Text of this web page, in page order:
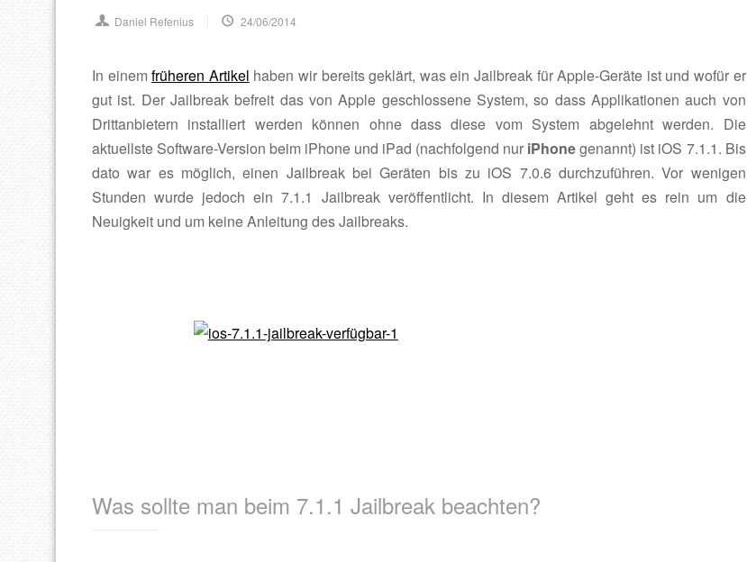
Daniel Refenius 24/06/2014
In einemfrüheren Artikel haben wir bereits geklärt, was ein Jailbreak für Apple-Geräte ist und wofür er
gut ist. Der Jailbreak befreit das von Apple geschlossene System, so dass Applikationen auch von
Drittanbietern installiert werden können ohne dass diese vom System abgelehnt werden. Die
aktuellste Software-Version beim iPhone und iPad (nachfolgend nur iPhonegenannt) ist iOS 7.1.1. Bis
dato war es möglich, einen Jailbreak bei Geräten bis zu iOS 7.0.6 durchzuführen. Vor wenigen
Stunden wurde jedoch ein 7.1.1 Jailbreak veröffentlicht. In diesem Artikel geht es rein um die
Neuigkeit und um keine Anleitung des Jailbreaks.
Was sollte man beim 7.1.1 Jailbreak beachten?